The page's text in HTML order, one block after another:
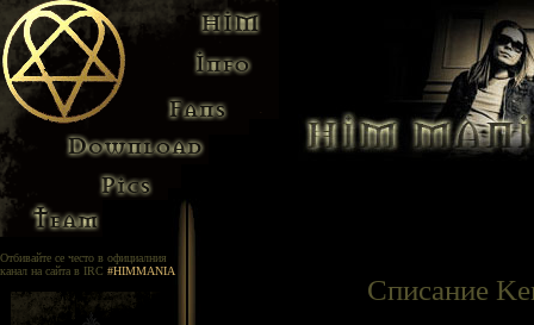
Отбивайте се често в официалния
канал на сайта в IRC #HIMMANIA
Списание